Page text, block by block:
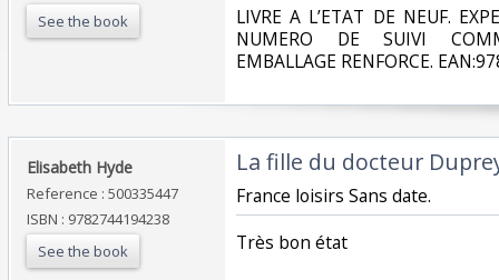
See the book
‎LIVRE A L’ETAT DE NEUF.
NUMERO DE SUIVI
EMBALLAGE RENFORCE.
‎Elisabeth Hyde‎
Reference : 500335447
ISBN : 9782744194238
See the book
‎La fille du docteur
‎France loisirs Sans date.‎
‎Très bon état‎